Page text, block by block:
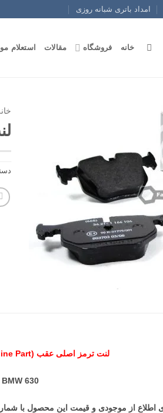
امداد باتری شبانه روزی
خانه فروشگاه مقالات استعلام
لنت ترمز اصلی عقب (Genuine Part) بی ام و 630
BMW 630
از موجودی و قیمت این محصول با شماره 02188902492 تماس حاصل